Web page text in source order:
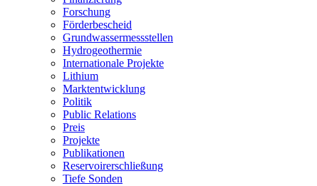
Forschung
Förderbescheid
Grundwassermessstellen
Hydrogeothermie
Internationale Projekte
Lithium
Marktentwicklung
Politik
Public Relations
Preis
Projekte
Publikationen
Reservoirerschließung
Tiefe Sonden